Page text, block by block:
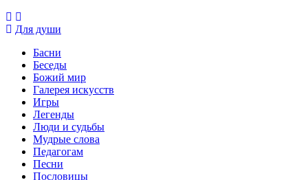
Для души
Басни
Беседы
Божий мир
Галерея искусств
Игры
Легенды
Люди и судьбы
Мудрые слова
Педагогам
Песни
Пословицы